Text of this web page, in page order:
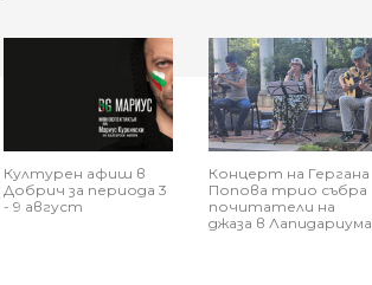
Културен афиш в
Добрич за периода 3
- 9 август
Концерт на Гергана
Попова трио събра
почитатели на
джаза в Лапидариума